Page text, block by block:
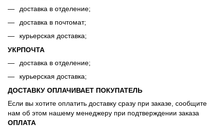
доставка в отделение;
доставка в почтомат;
курьерская доставка;
УКРПОЧТА
доставка в отделение;
курьерская доставка;
ДОСТАВКУ ОПЛАЧИВАЕТ ПОКУПАТЕЛЬ
Если вы хотите оплатить доставку сразу при заказе, сообщите
нам об этом нашему менеджеру при подтверждении заказа
ОПЛАТА